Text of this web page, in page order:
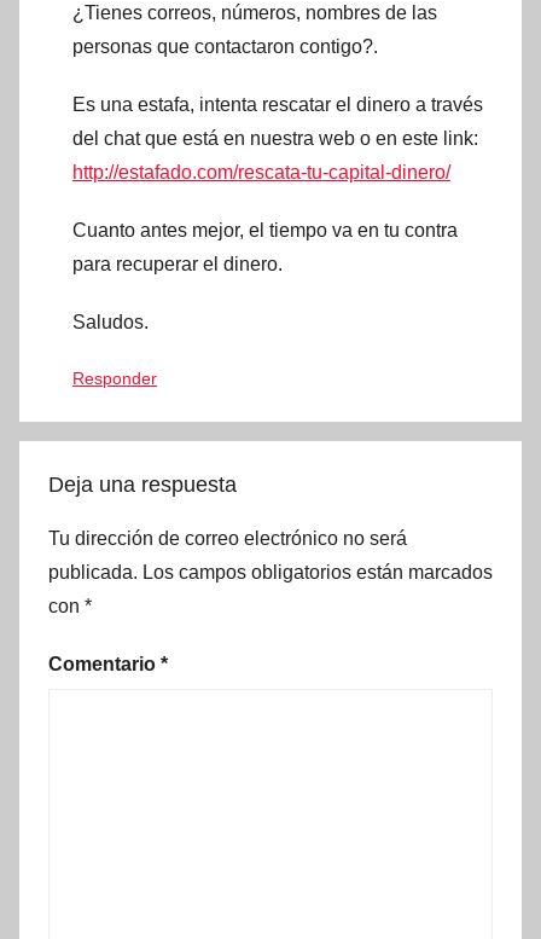
¿Tienes correos, números, nombres de las
personas que contactaron contigo?.
Es una estafa, intenta rescatar el dinero a través
del chat que está en nuestra web o en este link:
http://estafado.com/rescata-tu-capital-dinero/
Cuanto antes mejor, el tiempo va en tu contra
para recuperar el dinero.
Saludos.
Responder
Deja una respuesta
Tu dirección de correo electrónico no será
publicada. Los campos obligatorios están marcados
con *
Comentario *